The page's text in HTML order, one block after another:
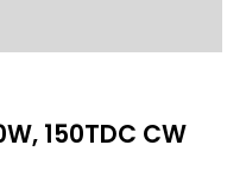
150TDC CW